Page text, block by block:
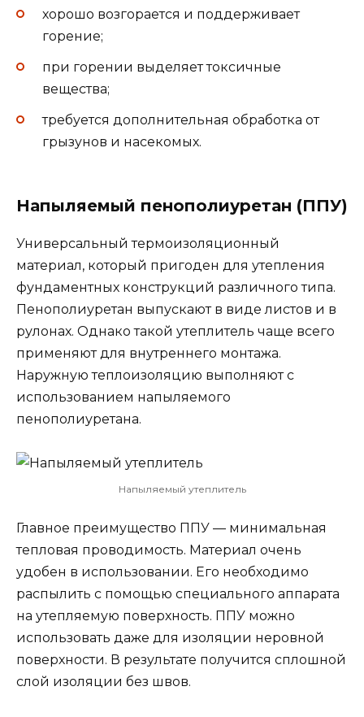
хорошо возгорается и поддерживает
горение;
при горении выделяет токсичные
вещества;
требуется дополнительная обработка от
грызунов и насекомых.
Напыляемый пенополиуретан (ППУ)
Универсальный термоизоляционный
материал, который пригоден для утепления
фундаментных конструкций различного типа.
Пенополиуретан выпускают в виде листов и в
рулонах. Однако такой утеплитель чаще всего
применяют для внутреннего монтажа.
Наружную теплоизоляцию выполняют с
использованием напыляемого
пенополиуретана.
Напыляемый утеплитель
Главное преимущество ППУ — минимальная
тепловая проводимость. Материал очень
удобен в использовании. Его необходимо
распылить с помощью специального аппарата
на утепляемую поверхность. ППУ можно
использовать даже для изоляции неровной
поверхности. В результате получится сплошной
слой изоляции без швов.